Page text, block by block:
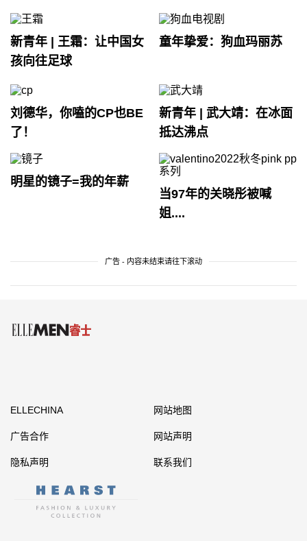
新青年 | 王霜：让中国女
孩向往足球
童年挚爱：狗血玛丽苏
刘德华，你嗑的CP也BE
了！
新青年 | 武大靖：在冰面
抵达沸点
明星的镜子=我的年薪
当97年的关晓彤被喊
姐....
广告 - 内容未结束请往下滚动
ELLECHINA 网站地图
广告合作 网站声明
隐私声明 联系我们